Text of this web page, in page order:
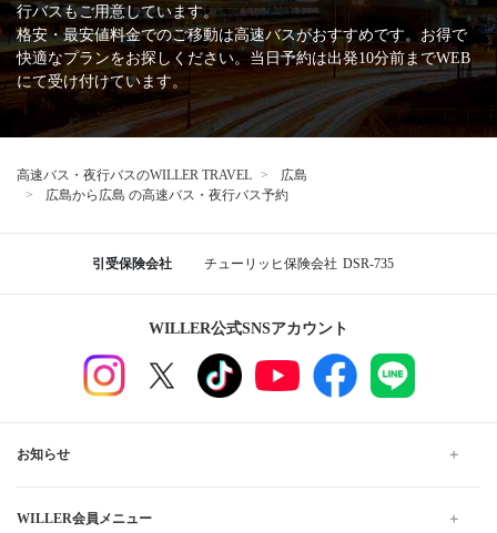
行バスもご用意しています。
格安・最安値料金でのご移動は高速バスがおすすめです。お得で
快適なプランをお探しください。当日予約は出発10分前までWEB
にて受け付けています。
高速バス・夜行バスのWILLER TRAVEL
広島
広島から広島 の高速バス・夜行バス予約
引受保険会社 チューリッヒ保険会社 DSR-735
WILLER公式SNSアカウント
お知らせ
WILLER会員メニュー